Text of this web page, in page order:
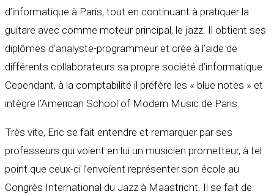
d’informatique à Paris, tout en continuant à pratiquer la
guitare avec comme moteur principal, le jazz. Il obtient ses
diplômes d’analyste-programmeur et crée à l’aide de
différents collaborateurs sa propre société d’informatique.
Cependant, à la comptabilité il préfère les « blue notes » et
intègre l’American School of Modern Music de Paris.
Très vite, Eric se fait entendre et remarquer par ses
professeurs qui voient en lui un musicien prometteur, à tel
point que ceux-ci l’envoient représenter son école au
Congrès International du Jazz à Maastricht. Il se fait de